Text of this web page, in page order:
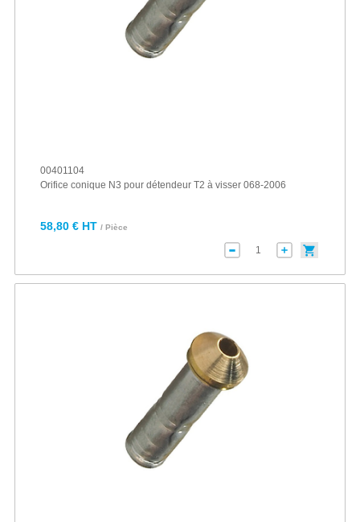
00401104
Orifice conique N3 pour détendeur T2 à visser 068-2006
58,80 € HT / Pièce